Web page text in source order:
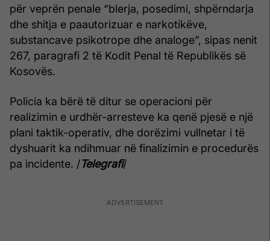
për veprën penale “blerja, posedimi, shpërndarja
dhe shitja e paautorizuar e narkotikëve,
substancave psikotrope dhe analoge”, sipas nenit
267, paragrafi 2 të Kodit Penal të Republikës së
Kosovës.
Policia ka bërë të ditur se operacioni për
realizimin e urdhër-arresteve ka qenë pjesë e një
plani taktik-operativ, dhe dorëzimi vullnetar i të
dyshuarit ka ndihmuar në finalizimin e procedurës
pa incidente. /Telegrafi/